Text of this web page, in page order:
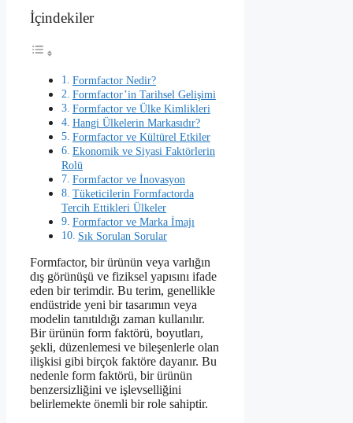
İçindekiler
Formfactor Nedir?
Formfactor’in Tarihsel Gelişimi
Formfactor ve Ülke Kimlikleri
Hangi Ülkelerin Markasıdır?
Formfactor ve Kültürel Etkiler
Ekonomik ve Siyasi Faktörlerin
Rolü
Formfactor ve İnovasyon
Tüketicilerin Formfactorda
Tercih Ettikleri Ülkeler
Formfactor ve Marka İmajı
Sık Sorulan Sorular
Formfactor, bir ürünün veya varlığın
dış görünüşü ve fiziksel yapısını ifade
eden bir terimdir. Bu terim, genellikle
endüstride yeni bir tasarımın veya
modelin tanıtıldığı zaman kullanılır.
Bir ürünün form faktörü, boyutları,
şekli, düzenlemesi ve bileşenlerle olan
ilişkisi gibi birçok faktöre dayanır. Bu
nedenle form faktörü, bir ürünün
benzersizliğini ve işlevselliğini
belirlemekte önemli bir role sahiptir.